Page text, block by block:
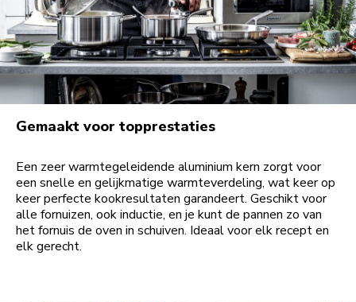
Gemaakt voor topprestaties
Een zeer warmtegeleidende aluminium kern zorgt voor
een snelle en gelijkmatige warmteverdeling, wat keer op
keer perfecte kookresultaten garandeert. Geschikt voor
alle fornuizen, ook inductie, en je kunt de pannen zo van
het fornuis de oven in schuiven. Ideaal voor elk recept en
elk gerecht.